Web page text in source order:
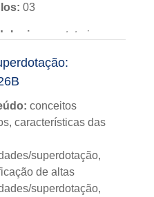
03
sem tutoria
IFRS
português
conceitos
características das
superdotação,
de altas
superdotação,